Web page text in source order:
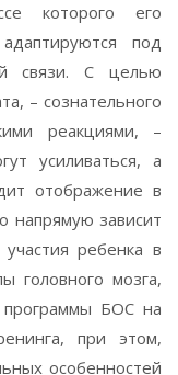
которого его
под
связи. С целью
– сознательного
реакциями, –
усиливаться, а
отображение в
напрямую зависит
ребенка в
головного мозга,
БОС на
при этом,
особенностей